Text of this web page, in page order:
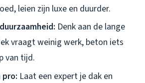
leien zijn luxe en duurder.
Denk aan de lange
vraagt weinig werk, beton iets
van tijd.
pro: Laat een expert je dak en